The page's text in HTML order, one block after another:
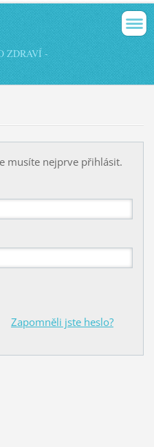
ZDRAVÍ -
musíte nejprve přihlásit.
Zapomněli jste heslo?